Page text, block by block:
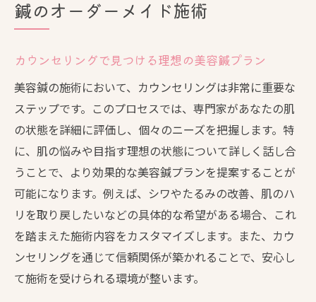
鍼のオーダーメイド施術
カウンセリングで見つける理想の美容鍼プラン
美容鍼の施術において、カウンセリングは非常に重要な
ステップです。このプロセスでは、専門家があなたの肌
の状態を詳細に評価し、個々のニーズを把握します。特
に、肌の悩みや目指す理想の状態について詳しく話し合
うことで、より効果的な美容鍼プランを提案することが
可能になります。例えば、シワやたるみの改善、肌のハ
リを取り戻したいなどの具体的な希望がある場合、これ
を踏まえた施術内容をカスタマイズします。また、カウ
ンセリングを通じて信頼関係が築かれることで、安心し
て施術を受けられる環境が整います。